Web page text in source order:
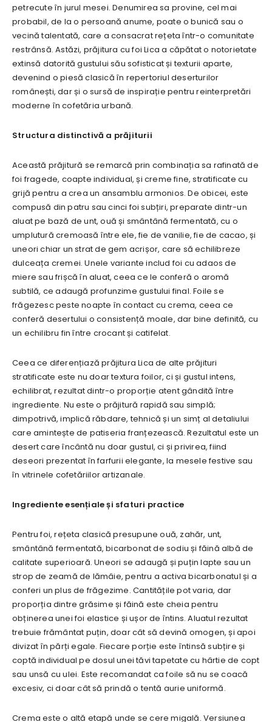
petrecute în jurul mesei. Denumirea sa provine, cel mai
probabil, de la o persoană anume, poate o bunică sau o
vecină talentată, care a consacrat rețeta într-o comunitate
restrânsă. Astăzi, prăjitura cu foi Lica a căpătat o notorietate
extinsă datorită gustului său sofisticat și texturii aparte,
devenind o piesă clasică în repertoriul deserturilor
românești, dar și o sursă de inspirație pentru reinterpretări
moderne în cofetăria urbană.
Structura distinctivă a prăjiturii
Această prăjitură se remarcă prin combinația sa rafinată de
foi fragede, coapte individual, și creme fine, stratificate cu
grijă pentru a crea un ansamblu armonios. De obicei, este
compusă din patru sau cinci foi subțiri, preparate dintr-un
aluat pe bază de unt, ouă și smântână fermentată, cu o
umplutură cremoasă între ele, fie de vanilie, fie de cacao, și
uneori chiar un strat de gem acrișor, care să echilibreze
dulceața cremei. Unele variante includ foi cu adaos de
miere sau frișcă în aluat, ceea ce le conferă o aromă
subtilă, ce adaugă profunzime gustului final. Foile se
frăgezesc peste noapte în contact cu crema, ceea ce
conferă desertului o consistență moale, dar bine definită, cu
un echilibru fin între crocant și catifelat.
Ceea ce diferențiază prăjitura Lica de alte prăjituri
stratificate este nu doar textura foilor, ci și gustul intens,
echilibrat, rezultat dintr-o proporție atent gândită între
ingrediente. Nu este o prăjitură rapidă sau simplă;
dimpotrivă, implică răbdare, tehnică și un simț al detaliului
care amintește de patiseria franțezească. Rezultatul este un
desert care încântă nu doar gustul, ci și privirea, fiind
deseori prezentat în farfurii elegante, la mesele festive sau
în vitrinele cofetăriilor artizanale.
Ingrediente esențiale și sfaturi practice
Pentru foi, rețeta clasică presupune ouă, zahăr, unt,
smântână fermentată, bicarbonat de sodiu și făină albă de
calitate superioară. Uneori se adaugă și puțin lapte sau un
strop de zeamă de lămâie, pentru a activa bicarbonatul și a
conferi un plus de frăgezime. Cantitățile pot varia, dar
proporția dintre grăsime și făină este cheia pentru
obținerea unei foi elastice și ușor de întins. Aluatul rezultat
trebuie frământat puțin, doar cât să devină omogen, și apoi
divizat în părți egale. Fiecare porție este întinsă subțire și
coptă individual pe dosul unei tăvi tapetate cu hârtie de copt
sau unsă cu ulei. Este recomandat ca foile să nu se coacă
excesiv, ci doar cât să prindă o tentă aurie uniformă.
Crema este o altă etapă unde se cere migală. Versiunea